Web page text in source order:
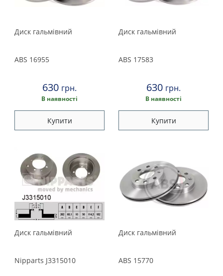
Диск гальмівний
ABS 16955
630 грн.
В наявності
Купити
Диск гальмівний
ABS 17583
630 грн.
В наявності
Купити
Диск гальмівний
Nipparts J3315010
Диск гальмівний
ABS 15770